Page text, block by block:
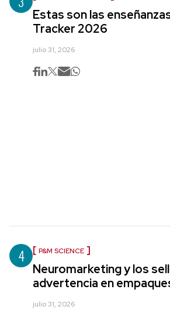
Estas son las
Tracker 2026
julio 31, 2026
4 P&M SCIENCE
Neuromarketing y los
advertencia en
julio 31, 2026